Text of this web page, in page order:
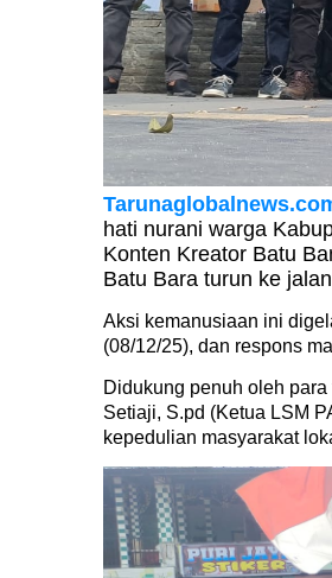
hati nurani warga
Konten Kreator Batu
Batu Bara turun ke
Aksi kemanusiaan ini
(08/12/25), dan respons
Didukung penuh oleh
Setiaji, S.pd (Ketua LSM
kepedulian masyarakat